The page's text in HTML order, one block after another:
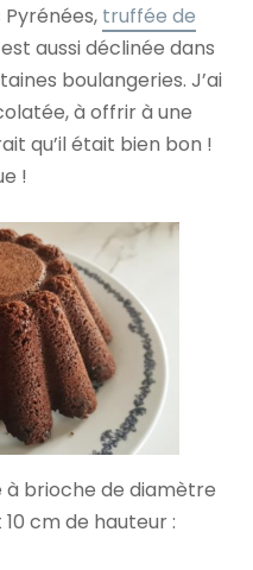
truffée de
aussi déclinée dans
boulangeries. J’ai
à offrir à une
qu’il était bien bon !
!
à brioche de diamètre
cm de hauteur :